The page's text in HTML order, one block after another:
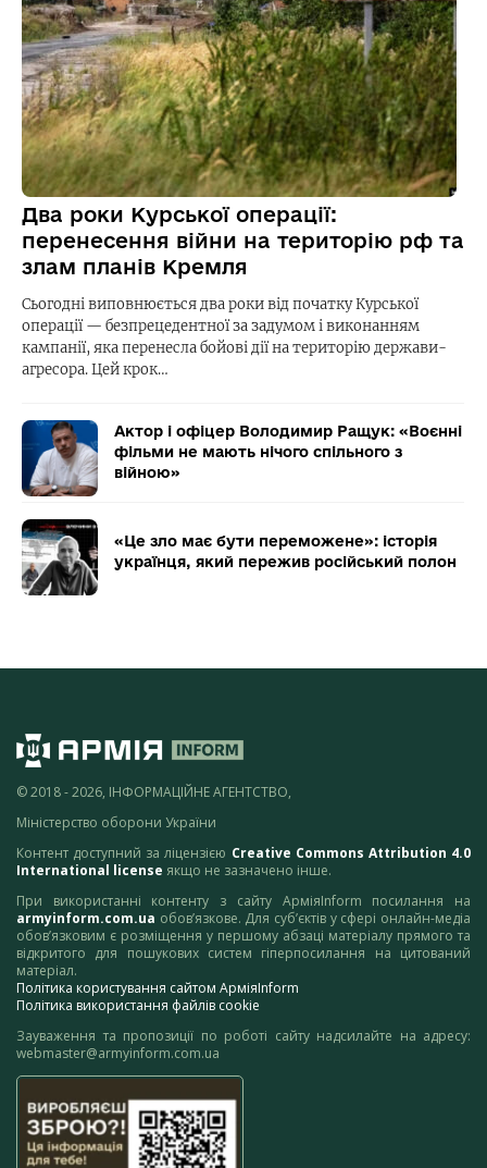
Два роки Курської операції:
перенесення війни на територію рф та
злам планів Кремля
Сьогодні виповнюється два роки від початку Курської
операції — безпрецедентної за задумом і виконанням
кампанії, яка перенесла бойові дії на територію держави-
агресора. Цей крок…
Актор і офіцер Володимир Ращук: «Воєнні
фільми не мають нічого спільного з
війною»
«Це зло має бути переможене»: історія
українця, який пережив російський полон
© 2018 - 2026, ІНФОРМАЦІЙНЕ АГЕНТСТВО,
Міністерство оборони України
Контент доступний за ліцензією Creative Commons Attribution 4.0
International license якщо не зазначено інше.
При використанні контенту з сайту АрміяInform посилання на
armyinform.com.ua обов’язкове. Для суб’єктів у сфері онлайн-медіа
обов’язковим є розміщення у першому абзаці матеріалу прямого та
відкритого для пошукових систем гіперпосилання на цитований
матеріал.
Політика користування сайтом АрміяInform
Політика використання файлів cookie
Зауваження та пропозиції по роботі сайту надсилайте на адресу:
webmaster@armyinform.com.ua